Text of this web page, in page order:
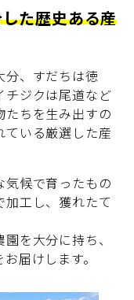
た歴史ある産
分、すだちは徳
チジクは尾道など
ちを生み出すの
ている厳選した産
気候で育ったもの
加工し、獲れたて
を大分に持ち、
届けします。